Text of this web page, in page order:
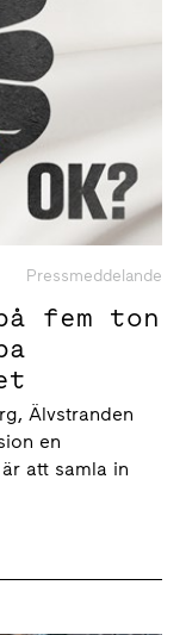
Pressmeddelande
fem ton
Älvstranden
en
att samla in